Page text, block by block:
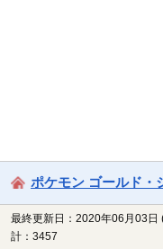
ポケモン ゴールド・
最終更新日：2020年06月03日
計：3457